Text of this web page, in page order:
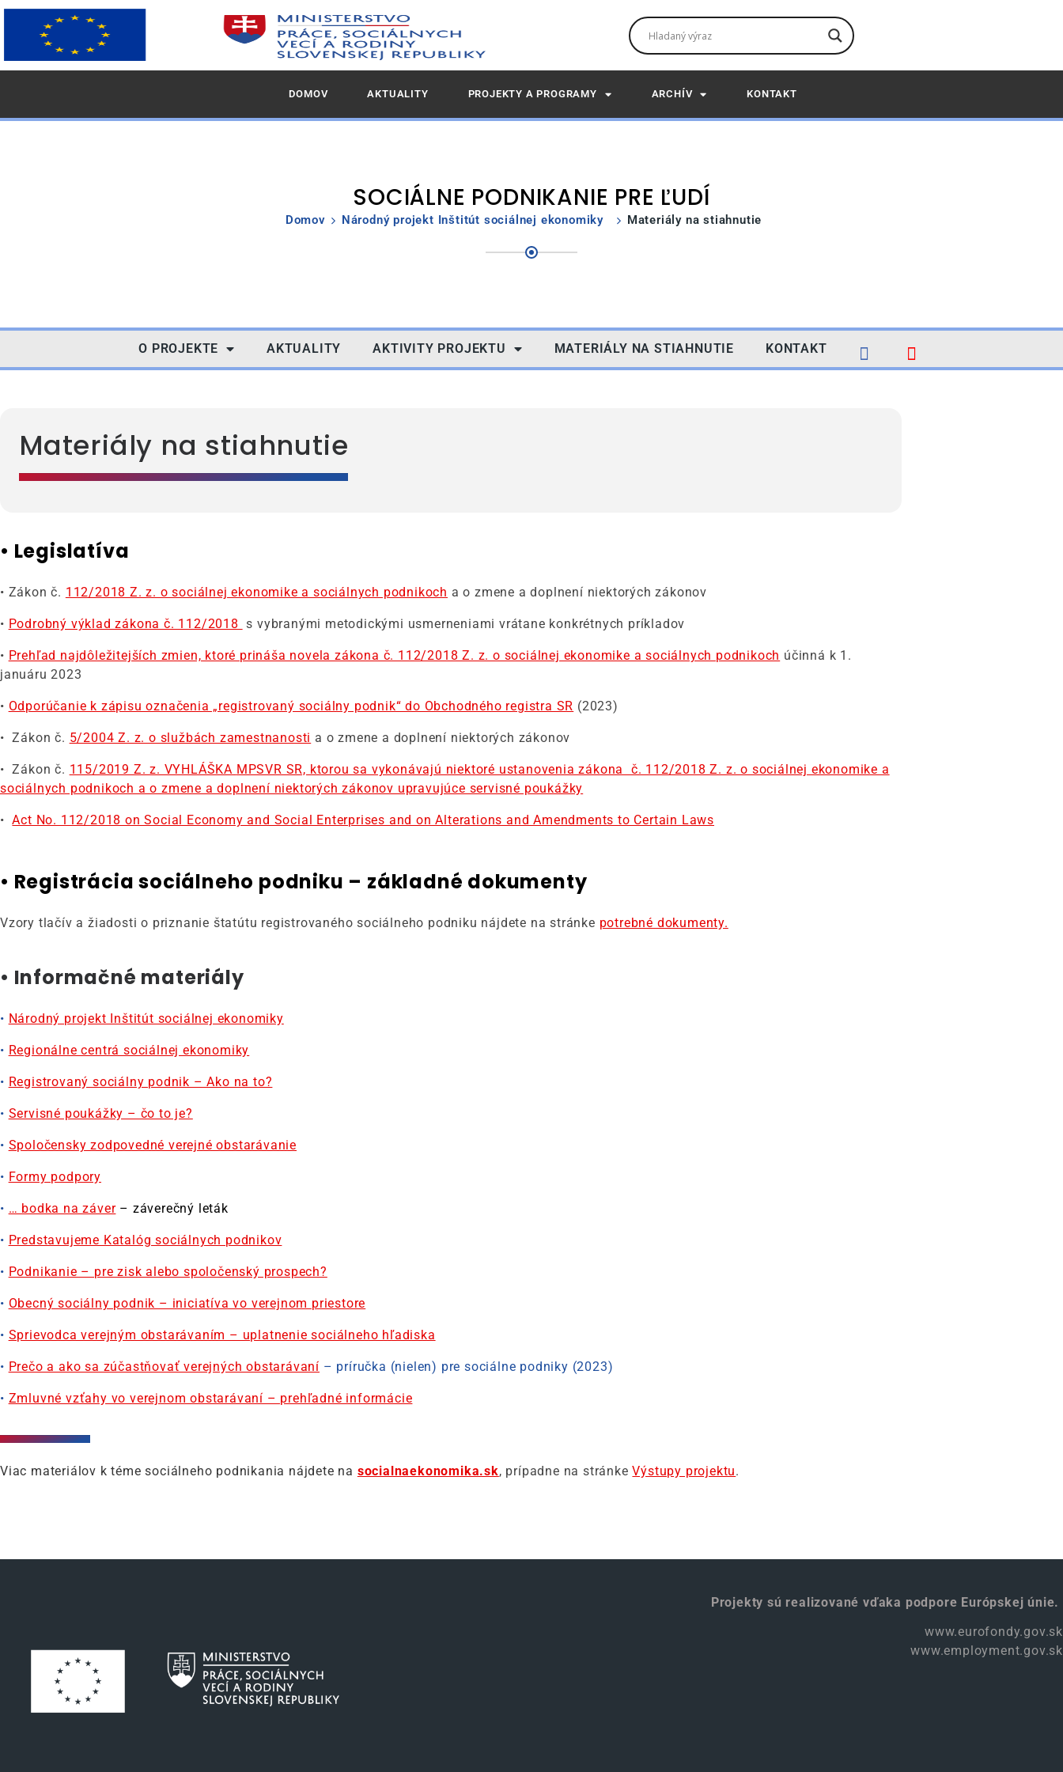
DOMOV AKTUALITY PROJEKTY A PROGRAMY ARCHÍV KONTAKT
SOCIÁLNE PODNIKANIE PRE ĽUDÍ
Domov Národný projekt Inštitút sociálnej ekonomiky Materiály na stiahnutie
O PROJEKTE AKTUALITY AKTIVITY PROJEKTU MATERIÁLY NA STIAHNUTIE KONTAKT FB YT
Materiály na stiahnutie
• Legislatíva
• Zákon č. 112/2018 Z. z. o sociálnej ekonomike a sociálnych podnikoch a o zmene a doplnení niektorých zákonov
• Podrobný výklad zákona č. 112/2018 s vybranými metodickými usmerneniami vrátane konkrétnych príkladov
• Prehľad najdôležitejších zmien, ktoré prináša novela zákona č. 112/2018 Z. z. o sociálnej ekonomike a sociálnych podnikoch účinná k 1.
januáru 2023
• Odporúčanie k zápisu označenia „registrovaný sociálny podnik“ do Obchodného registra SR (2023)
• Zákon č. 5/2004 Z. z. o službách zamestnanosti a o zmene a doplnení niektorých zákonov
• Zákon č. 115/2019 Z. z. VYHLÁŠKA MPSVR SR, ktorou sa vykonávajú niektoré ustanovenia zákona č. 112/2018 Z. z. o sociálnej ekonomike a
sociálnych podnikoch a o zmene a doplnení niektorých zákonov upravujúce servisné poukážky
•Act No. 112/2018 on Social Economy and Social Enterprises and on Alterations and Amendments to Certain Laws
• Registrácia sociálneho podniku – základné dokumenty
Vzory tlačív a žiadosti o priznanie štatútu registrovaného sociálneho podniku nájdete na stránke potrebné dokumenty.
• Informačné materiály
• Národný projekt Inštitút sociálnej ekonomiky
• Regionálne centrá sociálnej ekonomiky
• Registrovaný sociálny podnik – Ako na to?
• Servisné poukážky – čo to je?
• Spoločensky zodpovedné verejné obstarávanie
• Formy podpory
• … bodka na záver – záverečný leták
• Predstavujeme Katalóg sociálnych podnikov
• Podnikanie – pre zisk alebo spoločenský prospech?
• Obecný sociálny podnik – iniciatíva vo verejnom priestore
• Sprievodca verejným obstarávaním – uplatnenie sociálneho hľadiska
• Prečo a ako sa zúčastňovať verejných obstarávaní – príručka (nielen) pre sociálne podniky (2023)
• Zmluvné vzťahy vo verejnom obstarávaní – prehľadné informácie
Viac materiálov k téme sociálneho podnikania nájdete na socialnaekonomika.s k, prípadne na stránkeVýstupy projektu.
Projekty sú realizované vďaka podpore Európskej únie.
www.eurofondy.gov.sk
www.employment.gov.sk